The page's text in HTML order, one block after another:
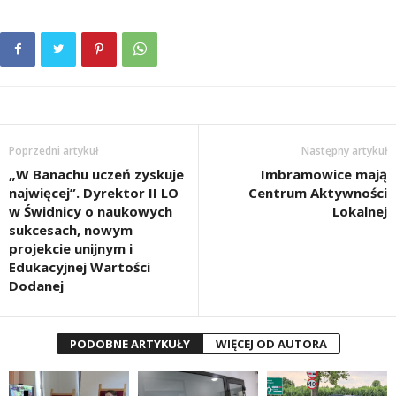
Poprzedni artykuł
„W Banachu uczeń zyskuje
najwięcej”. Dyrektor II LO
w Świdnicy o naukowych
sukcesach, nowym
projekcie unijnym i
Edukacyjnej Wartości
Dodanej
Następny artykuł
Imbramowice mają
Centrum Aktywności
Lokalnej
PODOBNE ARTYKUŁY WIĘCEJ OD AUTORA